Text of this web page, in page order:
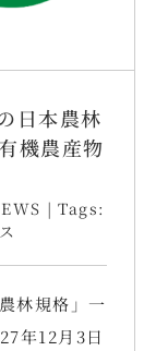
日本農林
機農産物
| Tags:
林規格」一
年12月3日